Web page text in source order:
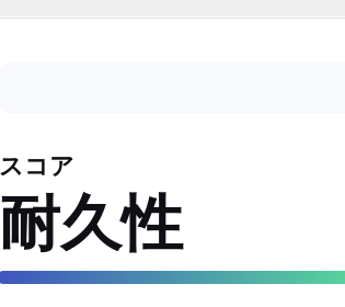
スコア
耐久性